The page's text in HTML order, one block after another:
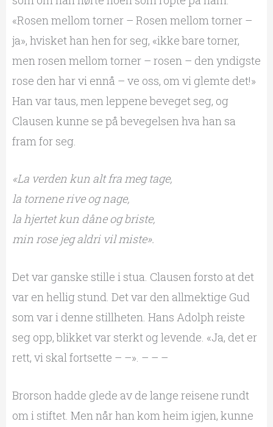
«Rosen mellom torner – Rosen mellom torner –
ja», hvisket han hen for seg, «ikke bare torner,
men rosen mellom torner – rosen – den yndigste
rose den har vi ennå – ve oss, om vi glemte det!»
Han var taus, men leppene beveget seg, og
Clausen kunne se på bevegelsen hva han sa
fram for seg.
«La verden kun alt fra meg tage,
la tornene rive og nage,
la hjertet kun dåne og briste,
min rose jeg aldri vil miste».
Det var ganske stille i stua. Clausen forsto at det
var en hellig stund. Det var den allmektige Gud
som var i denne stillheten. Hans Adolph reiste
seg opp, blikket var sterkt og levende. «Ja, det er
rett, vi skal fortsette – –». – – –
Brorson hadde glede av de lange reisene rundt
om i stiftet. Men når han kom heim igjen, kunne